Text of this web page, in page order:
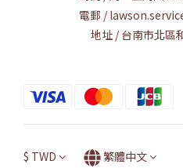
電郵 /
地址 / 台南市北區
$ TWD 繁體中文